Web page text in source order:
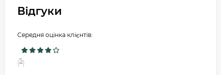
Відгуки
Середня оцінка клієнтів:
(5)